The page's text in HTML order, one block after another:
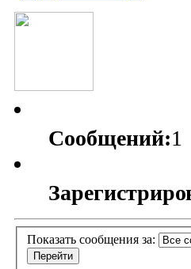
Сообщений:1
Показать сообщения за: